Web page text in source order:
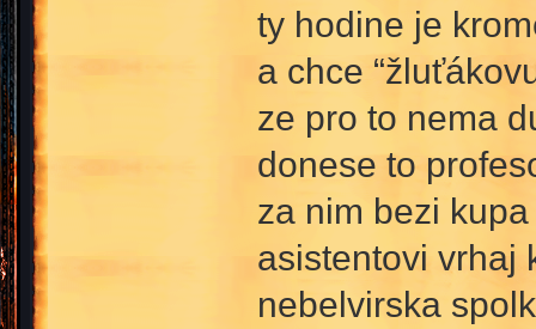
ty hodine je
a chce
ze pro to nema
donese to
za nim bezi
asistentovi vrhaj
nebelvirska